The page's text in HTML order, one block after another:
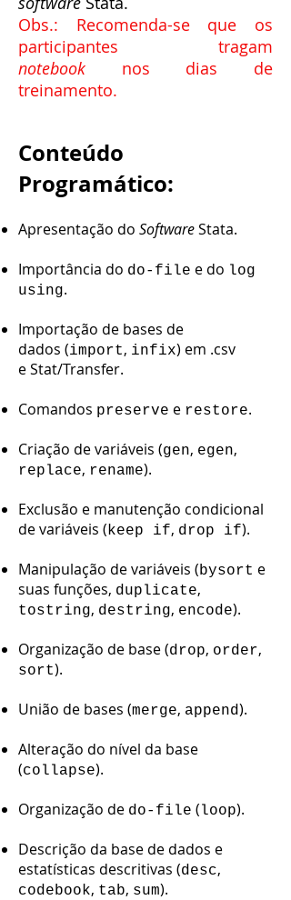
Obs.: Recomenda-se que os
participantes tragam
notebook nos dias de
treinamento.
Conteúdo
Programático:
Apresentação do SoftwareStata.
Importância do do-file e do log
using.
Importação de bases de
dados (import, infix) em .csv
e Stat/Transfer.
Comandos preserve e restore.
Criação de variáveis (gen, egen,
replace, rename).
Exclusão e manutenção condicional
de variáveis (keep if, drop if).
Manipulação de variáveis (bysort e
suas funções, duplicate,
tostring, destring, encode).
Organização de base (drop, order,
sort).
União de bases (merge, append).
Alteração do nível da base
(collapse).
Organização de do-file (loop).
Descrição da base de dados e
estatísticas descritivas (desc,
codebook, tab, sum).